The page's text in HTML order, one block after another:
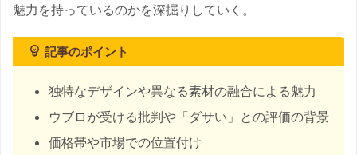
魅力を持っているのかを深掘りしていく。
記事のポイント
独特なデザインや異なる素材の融合による魅力
ウブロが受ける批判や「ダサい」との評価の背景
価格帯や市場での位置付け